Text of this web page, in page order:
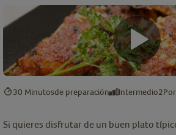
30 Minutosde preparación Intermedio2
Si quieres disfrutar de un buen plato